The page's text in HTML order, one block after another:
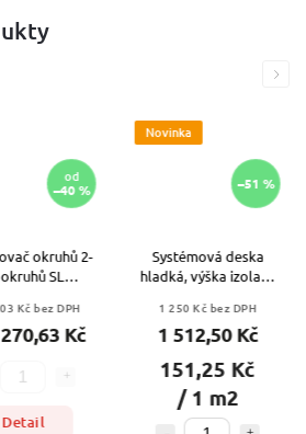
od
–40 %
okruhů 2-
SL
Kč bez DPH
Kč
Detail
Novinka
–51 %
Systémová deska
hladká, výška izolace
1 250 Kč bez DPH
1 512,50 Kč
151,25 Kč
/ 1 m2
Next